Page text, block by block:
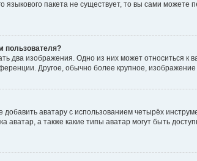
языкового пакета не существует, то вы сами
пользователя?
два изображения. Одно из них может относиться
Другое, обычно более крупное,
аватару с использованием четырёх
аватар, а также какие типы аватар могут быть